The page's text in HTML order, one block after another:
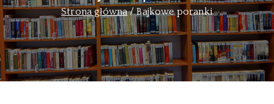
Strona główna Bajkowe poranki